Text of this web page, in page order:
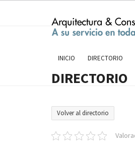
INICIO DIRECTORIO
DIRECTORIO
Volver al directorio